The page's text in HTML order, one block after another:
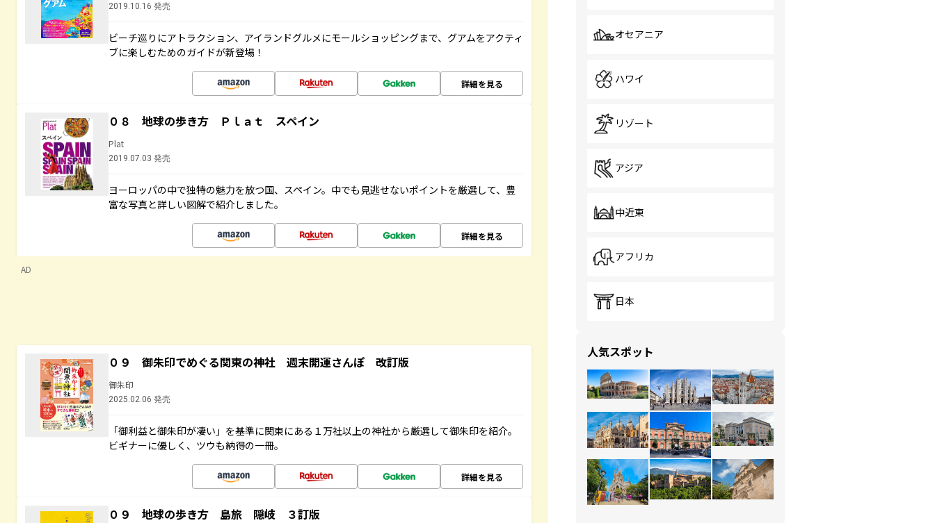
2019.10.16 発売
ビーチ巡りにアトラクション、アイランドグルメにモールショッピングまで、グアムをアクティ
ブに楽しむためのガイドが新登場！
詳細を見る
０８ 地球の歩き方 Ｐｌａｔ スペイン
Plat
2019.07.03 発売
ヨーロッパの中で独特の魅力を放つ国、スペイン。中でも見逃せないポイントを厳選して、豊
富な写真と詳しい図解で紹介しました。
詳細を見る
AD
０９ 御朱印でめぐる関東の神社 週末開運さんぽ 改訂版
御朱印
2025.02.06 発売
「御利益と御朱印が凄い」を基準に関東にある１万社以上の神社から厳選して御朱印を紹介。
ビギナーに優しく、ツウも納得の一冊。
詳細を見る
０９ 地球の歩き方 島旅 隠岐 ３訂版
オセアニア
ハワイ
リゾート
アジア
中近東
アフリカ
日本
人気スポット